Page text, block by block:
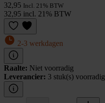
32,95 Incl. 21% BTW
32,95 incl. 21% BTW
2-3 werkdagen
Raalte: Niet voorradig
Leverancier: 3 stuk(s) voorradig